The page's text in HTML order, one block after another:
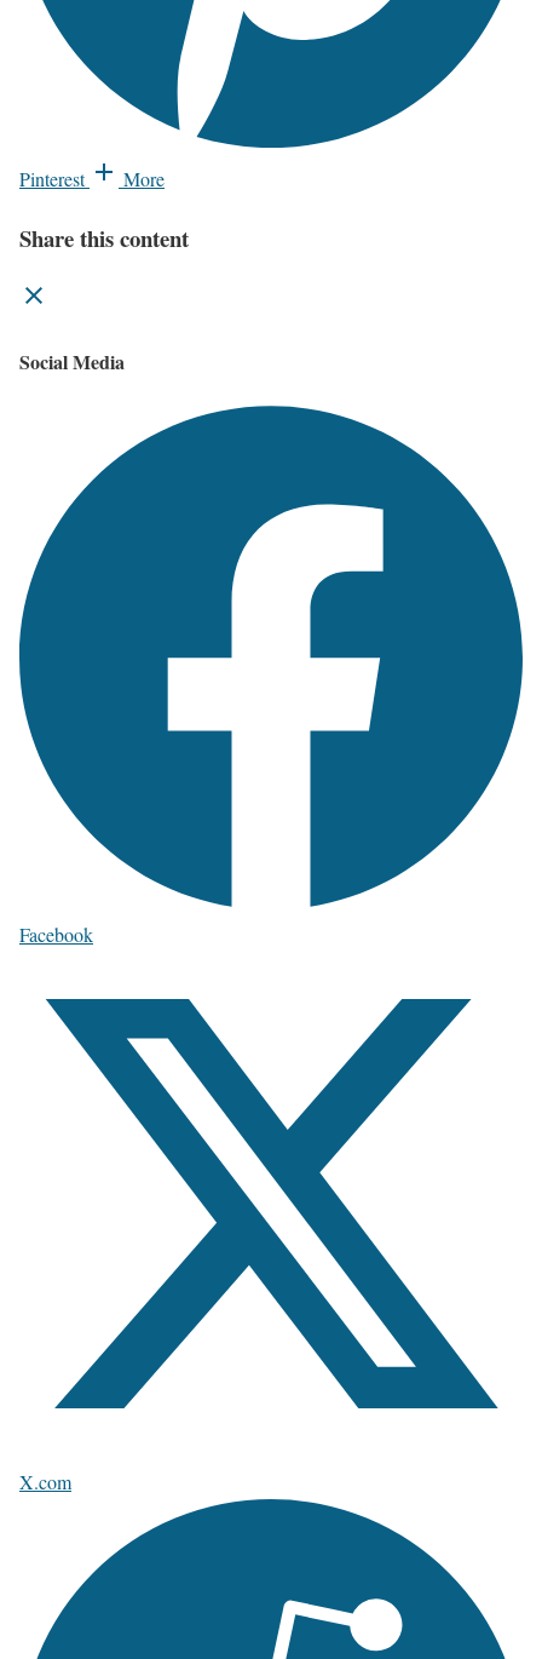
Pinterest More
Share this content
Social Media
Facebook
X.com